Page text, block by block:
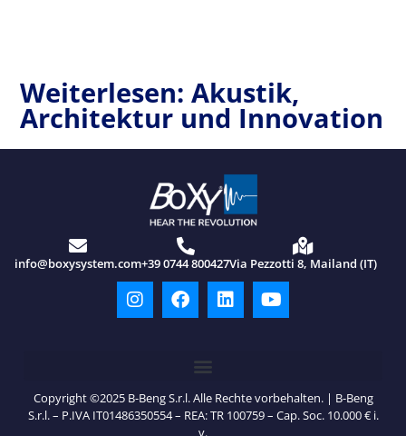
Weiterlesen: Akustik,
Architektur und Innovation
info@boxysystem.com+39 0744 800427Via Pezzotti 8, Mailand (IT)
Copyright ©2025 B-Beng S.r.l. Alle Rechte vorbehalten. | B-Beng
S.r.l. – P.IVA IT01486350554 – REA: TR 100759 – Cap. Soc. 10.000 € i.